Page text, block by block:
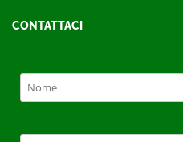
CONTATTACI